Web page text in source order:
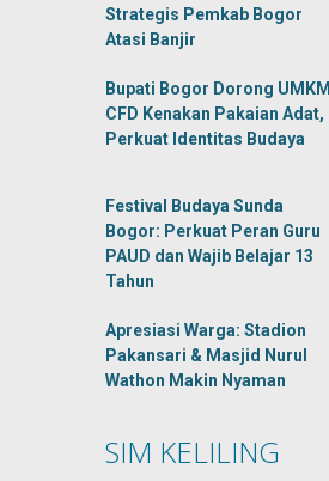
Strategis Pemkab Bogor
Atasi Banjir
Bupati Bogor Dorong UMKM
CFD Kenakan Pakaian Adat,
Perkuat Identitas Budaya
Festival Budaya Sunda
Bogor: Perkuat Peran Guru
PAUD dan Wajib Belajar 13
Tahun
Apresiasi Warga: Stadion
Pakansari & Masjid Nurul
Wathon Makin Nyaman
SIM KELILING